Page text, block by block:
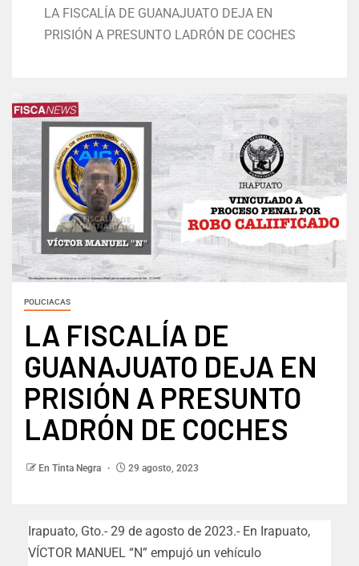
LA FISCALÍA DE GUANAJUATO DEJA EN
PRISIÓN A PRESUNTO LADRÓN DE COCHES
POLICIACAS
LA FISCALÍA DE
GUANAJUATO DEJA EN
PRISIÓN A PRESUNTO
LADRÓN DE COCHES
En Tinta Negra 29 agosto, 2023
Irapuato, Gto.- 29 de agosto de 2023.- En Irapuato,
VÍCTOR MANUEL “N” empujó un vehículo